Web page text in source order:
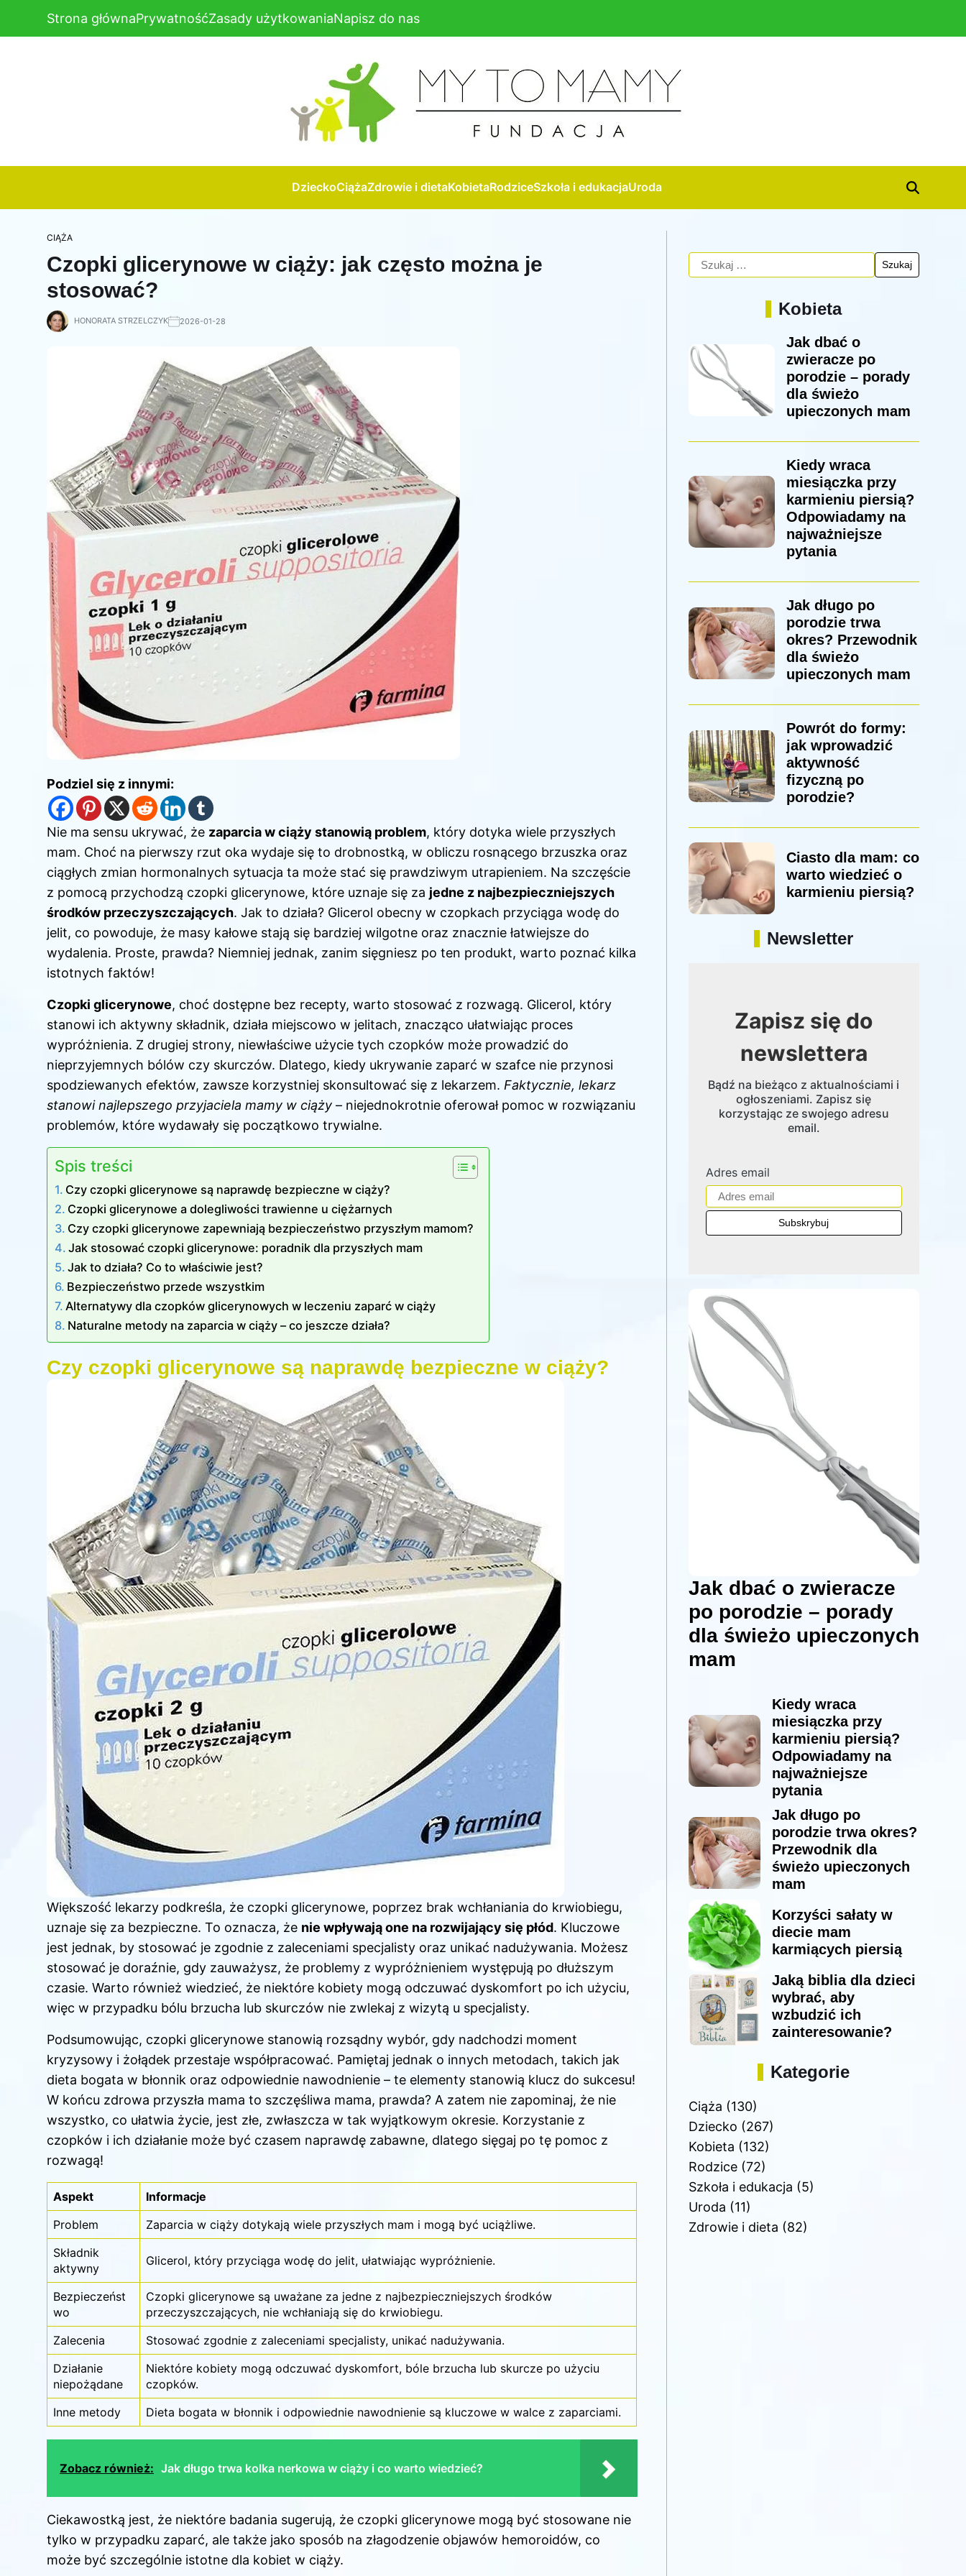
Strona głównaPrywatnośćZasady użytkowaniaNapisz do nas
DzieckoCiążaZdrowie i dietaKobietaRodziceSzkoła i edukacjaUroda
CIĄŻA
Czopki glicerynowe w ciąży: jak często można je
stosować?
HONORATA STRZELCZYK 2026-01-28
Podziel się z innymi:
Nie ma sensu ukrywać, że zaparcia w ciąży stanowią problem, który dotyka wiele przyszłych
mam. Choć na pierwszy rzut oka wydaje się to drobnostką, w obliczu rosnącego brzuszka oraz
ciągłych zmian hormonalnych sytuacja ta może stać się prawdziwym utrapieniem. Na szczęście
z pomocą przychodzą czopki glicerynowe, które uznaje się za jedne z najbezpieczniejszych
środków przeczyszczających. Jak to działa? Glicerol obecny w czopkach przyciąga wodę do
jelit, co powoduje, że masy kałowe stają się bardziej wilgotne oraz znacznie łatwiejsze do
wydalenia. Proste, prawda? Niemniej jednak, zanim sięgniesz po ten produkt, warto poznać kilka
istotnych faktów!
Czopki glicerynowe, choć dostępne bez recepty, warto stosować z rozwagą. Glicerol, który
stanowi ich aktywny składnik, działa miejscowo w jelitach, znacząco ułatwiając proces
wypróżnienia. Z drugiej strony, niewłaściwe użycie tych czopków może prowadzić do
nieprzyjemnych bólów czy skurczów. Dlatego, kiedy ukrywanie zaparć w szafce nie przynosi
spodziewanych efektów, zawsze korzystniej skonsultować się z lekarzem. Faktycznie, lekarz
stanowi najlepszego przyjaciela mamy w ciąży – niejednokrotnie oferował pomoc w rozwiązaniu
problemów, które wydawały się początkowo trywialne.
Spis treści
Czy czopki glicerynowe są naprawdę bezpieczne w ciąży?
Czopki glicerynowe a dolegliwości trawienne u ciężarnych
Czy czopki glicerynowe zapewniają bezpieczeństwo przyszłym mamom?
Jak stosować czopki glicerynowe: poradnik dla przyszłych mam
Jak to działa? Co to właściwie jest?
Bezpieczeństwo przede wszystkim
Alternatywy dla czopków glicerynowych w leczeniu zaparć w ciąży
Naturalne metody na zaparcia w ciąży – co jeszcze działa?
Czy czopki glicerynowe są naprawdę bezpieczne w ciąży?
Większość lekarzy podkreśla, że czopki glicerynowe, poprzez brak wchłaniania do krwiobiegu,
uznaje się za bezpieczne. To oznacza, że nie wpływają one na rozwijający się płód. Kluczowe
jest jednak, by stosować je zgodnie z zaleceniami specjalisty oraz unikać nadużywania. Możesz
stosować je doraźnie, gdy zauważysz, że problemy z wypróżnieniem występują po dłuższym
czasie. Warto również wiedzieć, że niektóre kobiety mogą odczuwać dyskomfort po ich użyciu,
więc w przypadku bólu brzucha lub skurczów nie zwlekaj z wizytą u specjalisty.
Podsumowując, czopki glicerynowe stanowią rozsądny wybór, gdy nadchodzi moment
kryzysowy i żołądek przestaje współpracować. Pamiętaj jednak o innych metodach, takich jak
dieta bogata w błonnik oraz odpowiednie nawodnienie – te elementy stanowią klucz do sukcesu!
W końcu zdrowa przyszła mama to szczęśliwa mama, prawda? A zatem nie zapominaj, że nie
wszystko, co ułatwia życie, jest złe, zwłaszcza w tak wyjątkowym okresie. Korzystanie z
czopków i ich działanie może być czasem naprawdę zabawne, dlatego sięgaj po tę pomoc z
rozwagą!
Aspekt
Informacje
Problem
Zaparcia w ciąży dotykają wiele przyszłych mam i mogą być uciążliwe.
Składnik
aktywny
Glicerol, który przyciąga wodę do jelit, ułatwiając wypróżnienie.
Bezpieczeńst
wo
Czopki glicerynowe są uważane za jedne z najbezpieczniejszych środków
przeczyszczających, nie wchłaniają się do krwiobiegu.
Zalecenia
Stosować zgodnie z zaleceniami specjalisty, unikać nadużywania.
Działanie
niepożądane
Niektóre kobiety mogą odczuwać dyskomfort, bóle brzucha lub skurcze po użyciu
czopków.
Inne metody
Dieta bogata w błonnik i odpowiednie nawodnienie są kluczowe w walce z zaparciami.
Zobacz również: Jak długo trwa kolka nerkowa w ciąży i co warto wiedzieć?
Ciekawostką jest, że niektóre badania sugerują, że czopki glicerynowe mogą być stosowane nie
tylko w przypadku zaparć, ale także jako sposób na złagodzenie objawów hemoroidów, co
może być szczególnie istotne dla kobiet w ciąży.
Kobieta
Jak dbać o
zwieracze po
porodzie – porady
dla świeżo
upieczonych mam
Kiedy wraca
miesiączka przy
karmieniu piersią?
Odpowiadamy na
najważniejsze
pytania
Jak długo po
porodzie trwa
okres? Przewodnik
dla świeżo
upieczonych mam
Powrót do formy:
jak wprowadzić
aktywność
fizyczną po
porodzie?
Ciasto dla mam: co
warto wiedzieć o
karmieniu piersią?
Newsletter
Zapisz się do
newslettera
Bądź na bieżąco z aktualnościami i
ogłoszeniami. Zapisz się
korzystając ze swojego adresu
email.
Adres email
Jak dbać o zwieracze
po porodzie – porady
dla świeżo upieczonych
mam
Kiedy wraca
miesiączka przy
karmieniu piersią?
Odpowiadamy na
najważniejsze
pytania
Jak długo po
porodzie trwa okres?
Przewodnik dla
świeżo upieczonych
mam
Korzyści sałaty w
diecie mam
karmiących piersią
Jaką biblia dla dzieci
wybrać, aby
wzbudzić ich
zainteresowanie?
Kategorie
Ciąża (130)
Dziecko (267)
Kobieta (132)
Rodzice(72)
Szkoła i edukacja (5)
Uroda (11)
Zdrowie i dieta (82)